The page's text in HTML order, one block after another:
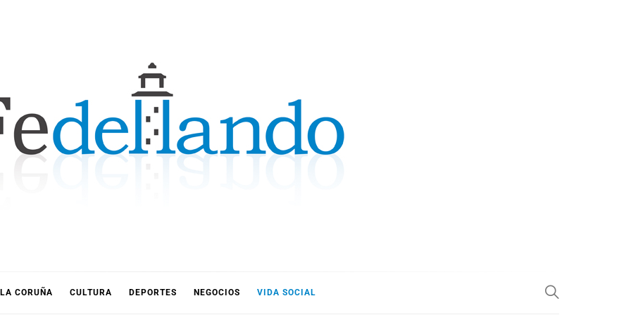
LA CORUÑA CULTURA DEPORTES NEGOCIOS VIDA SOCIAL